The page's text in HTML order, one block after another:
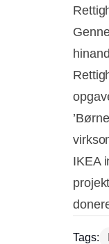
IKEA
Tags: